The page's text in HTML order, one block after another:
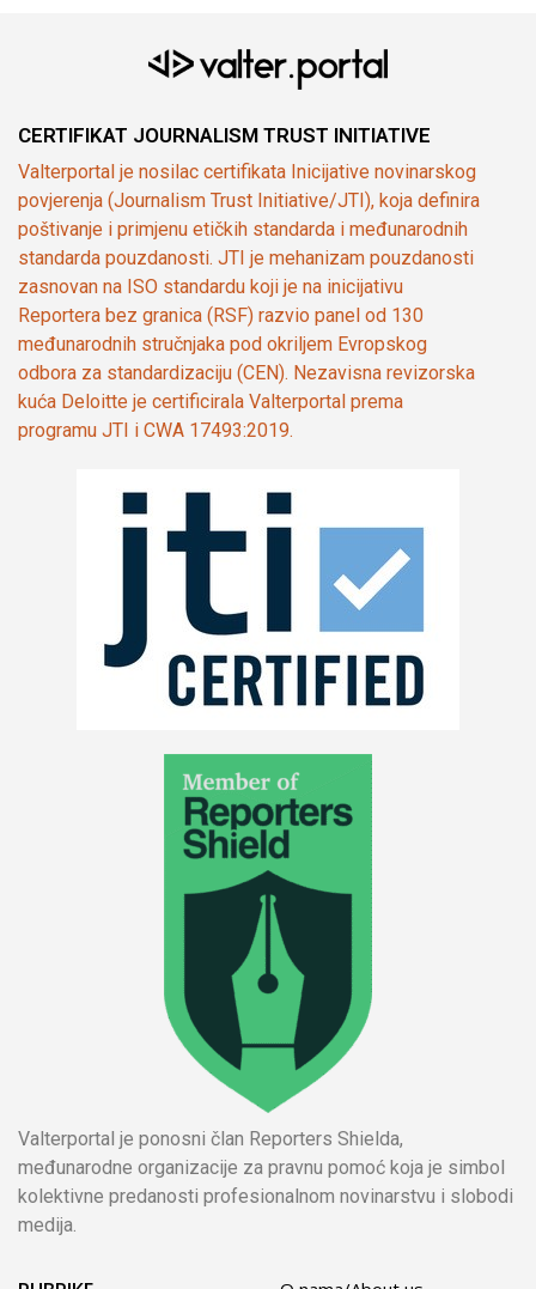
CERTIFIKAT JOURNALISM TRUST INITIATIVE
Valterportal je nosilac certifikata Inicijative novinarskog
povjerenja (Journalism Trust Initiative/JTI), koja definira
poštivanje i primjenu etičkih standarda i međunarodnih
standarda pouzdanosti. JTI je mehanizam pouzdanosti
zasnovan na ISO standardu koji je na inicijativu
Reportera bez granica (RSF) razvio panel od 130
međunarodnih stručnjaka pod okriljem Evropskog
odbora za standardizaciju (CEN). Nezavisna revizorska
kuća Deloitte je certificirala Valterportal prema
programu JTI i CWA 17493:2019.
Valterportal je ponosni član Reporters Shielda,
međunarodne organizacije za pravnu pomoć koja je simbol
kolektivne predanosti profesionalnom novinarstvu i slobodi
medija.